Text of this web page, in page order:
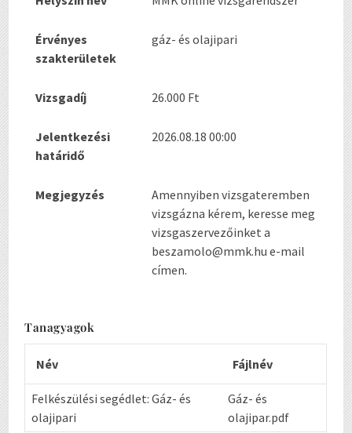
Érvényes
szakterületek
gáz- és olajipari
Vizsgadíj 26.000 Ft
Jelentkezési
határidő
2026.08.18 00:00
Megjegyzés
Amennyiben vizsgateremben
vizsgázna kérem, keresse meg
vizsgaszervezőinket a
beszamolo@mmk.hu e-mail
címen.
Tanagyagok
Név Fájlnév
Felkészülési segédlet: Gáz- és
olajipari
Gáz- és
olajipar.pdf